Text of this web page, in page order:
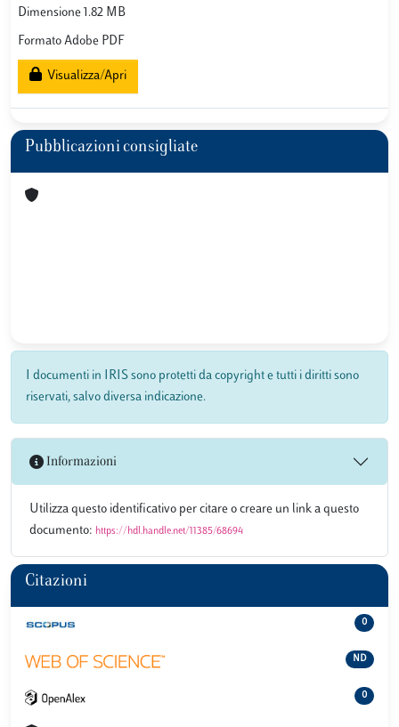
Dimensione 1.82 MB
Formato Adobe PDF
Visualizza/Apri
Pubblicazioni consigliate
I documenti in IRIS sono protetti da copyright e tutti i diritti sono
riservati, salvo diversa indicazione.
Informazioni
Utilizza questo identificativo per citare o creare un link a questo
documento: https://hdl.handle.net/11385/68694
Citazioni
0
ND
0